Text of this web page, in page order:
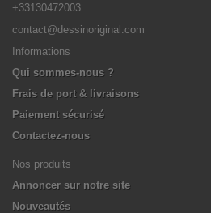
+33130472003
contact@dessinoriginal.com
Informations
Qui sommes-nous ?
Frais de port & livraisons
Paiement sécurisé
Contactez-nous
Nos produits
Annoncer sur notre site
Nouveautés